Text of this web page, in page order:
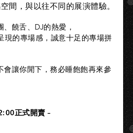
間，與以往不同的展演體驗。​
饒舌、DJ的熱愛，
現的專場感，誠意十足的專場拼
會讓你閒下，務必睡飽飽再來參
正式開賣 –​